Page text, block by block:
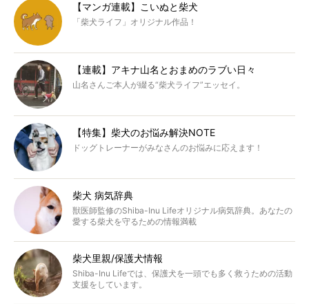
【マンガ連載】こいぬと柴犬
「柴犬ライフ」オリジナル作品！
【連載】アキナ山名とおまめのラブい日々
山名さんご本人が綴る“柴犬ライフ”エッセイ。
【特集】柴犬のお悩み解決NOTE
ドッグトレーナーがみなさんのお悩みに応えます！
柴犬 病気辞典
獣医師監修のShiba-Inu Lifeオリジナル病気辞典。あなたの
愛する柴犬を守るための情報満載
柴犬里親/保護犬情報
Shiba-Inu Lifeでは、保護犬を一頭でも多く救うための活動
支援をしています。